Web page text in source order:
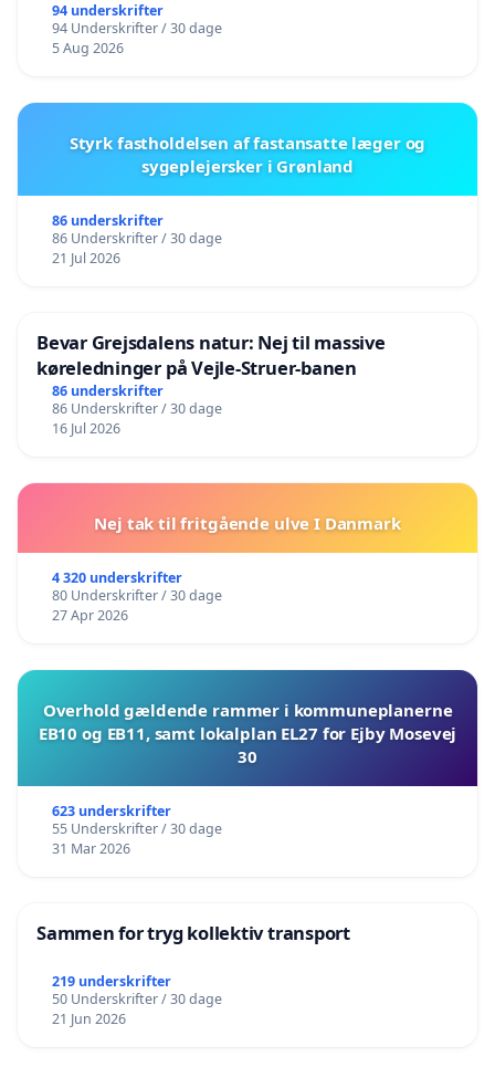
94 underskrifter
94 Underskrifter / 30 dage
5 Aug 2026
Styrk fastholdelsen af fastansatte læger og
sygeplejersker i Grønland
86 underskrifter
86 Underskrifter / 30 dage
21 Jul 2026
Bevar Grejsdalens natur: Nej til massive
køreledninger på Vejle-Struer-banen
86 underskrifter
86 Underskrifter / 30 dage
16 Jul 2026
Nej tak til fritgående ulve I Danmark
4 320 underskrifter
80 Underskrifter / 30 dage
27 Apr 2026
Overhold gældende rammer i kommuneplanerne
EB10 og EB11, samt lokalplan EL27 for Ejby Mosevej
30
623 underskrifter
55 Underskrifter / 30 dage
31 Mar 2026
Sammen for tryg kollektiv transport
219 underskrifter
50 Underskrifter / 30 dage
21 Jun 2026